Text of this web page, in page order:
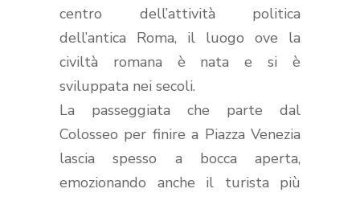
centro dell’attività politica
dell’antica Roma, il luogo ove la
civiltà romana è nata e si è
sviluppata nei secoli.
La passeggiata che parte dal
Colosseo per finire a Piazza Venezia
lascia spesso a bocca aperta,
emozionando anche il turista più